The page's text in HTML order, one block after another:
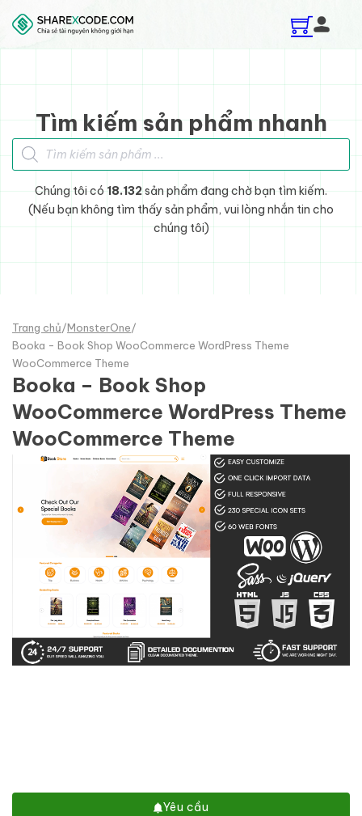
Skip to main content
Skip to footer
Tìm kiếm sản phẩm nhanh
Tìm kiếm sản phẩm
Chúng tôi có 18.132sản phẩm đang chờ bạn tìm kiếm.
(Nếu bạn không tìm thấy sản phẩm, vui lòng nhắn tin cho
chúng tôi)
Trang chủ/MonsterOne/
Booka - Book Shop WooCommerce WordPress Theme
WooCommerce Theme
Booka – Book Shop
WooCommerce WordPress Theme
WooCommerce Theme
Yêu cầu